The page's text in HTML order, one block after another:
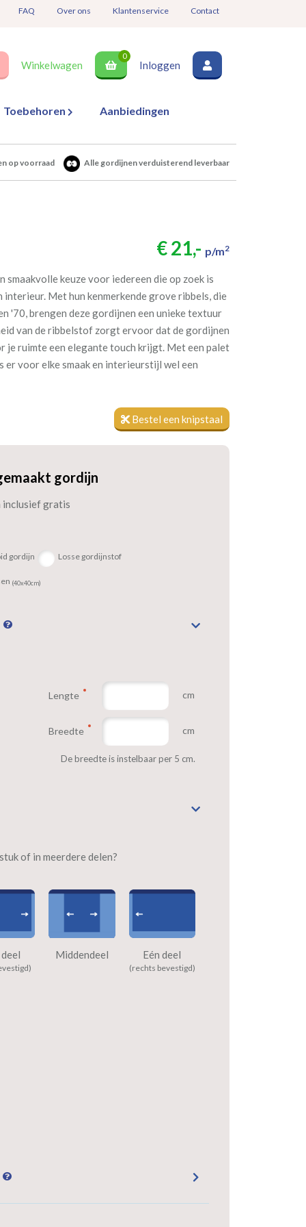
FAQ Over ons Klantenservice Contact
Winkelwagen
0
Inloggen
Toebehoren Aanbiedingen
op voorraad Alle gordijnen verduisterend leverbaar
€ 21,- p/m2
smaakvolle keuze voor iedereen die op zoek is
Met hun kenmerkende grove ribbels, die
'70, brengen deze gordijnen een unieke textuur
van de ribbelstof zorgt ervoor dat de gordijnen
je ruimte een elegante touch krijgt. Met een palet
er voor elke smaak en interieurstijl wel een
Bestel een knipstaal
gordijn
inclusief gratis
gordijn Losse gordijnstof
(40x40cm)
Lengte cm
Breedte cm
De breedte is instelbaar per 5 cm.
of in meerdere delen?
Middendeel Eén deel
(rechts bevestigd)